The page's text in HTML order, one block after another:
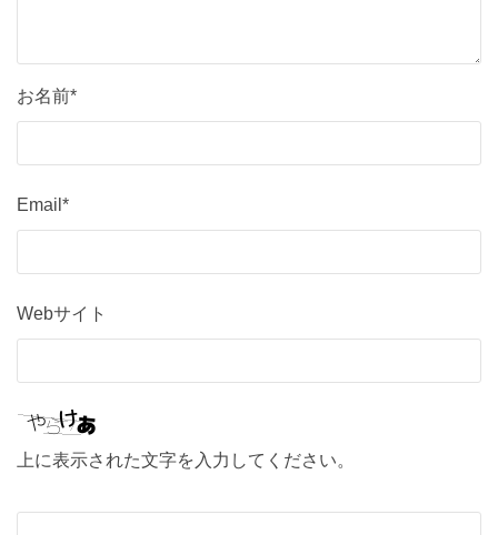
お名前*
Email*
Webサイト
上に表示された文字を入力してください。